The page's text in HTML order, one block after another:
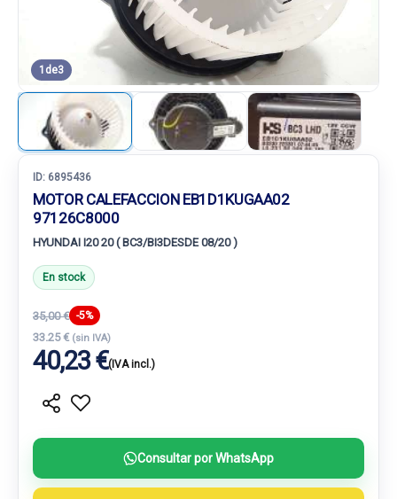
1 de3
ID: 6895436
MOTOR CALEFACCION EB1D1KUGAA02
97126C8000
HYUNDAI I20 20 ( BC3/BI3DESDE 08/20 )
En stock
35,00 € -5%
33.25 € (sin IVA)
40,23 €(IVA incl.)
Consultar por WhatsApp